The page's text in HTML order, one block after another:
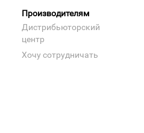
Производителям
Дистрибьюторский
центр
Хочу сотрудничать